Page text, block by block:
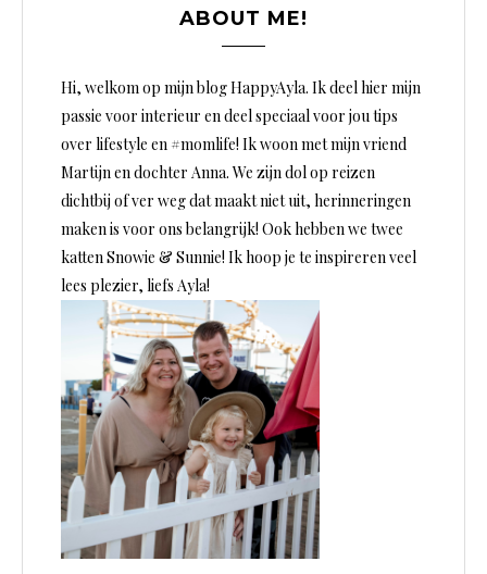
ABOUT ME!
Hi, welkom op mijn blog HappyAyla. Ik deel hier mijn
passie voor interieur en deel speciaal voor jou tips
over lifestyle en #momlife! Ik woon met mijn vriend
Martijn en dochter Anna. We zijn dol op reizen
dichtbij of ver weg dat maakt niet uit, herinneringen
maken is voor ons belangrijk! Ook hebben we twee
katten Snowie & Sunnie! Ik hoop je te inspireren veel
lees plezier, liefs Ayla!